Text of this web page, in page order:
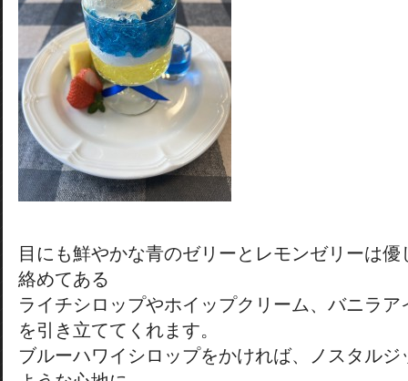
目にも鮮やかな青のゼリーとレモンゼリーは
絡めてある
ライチシロップやホイップクリーム、バニラ
を引き立ててくれます。
ブルーハワイシロップをかければ、ノスタル